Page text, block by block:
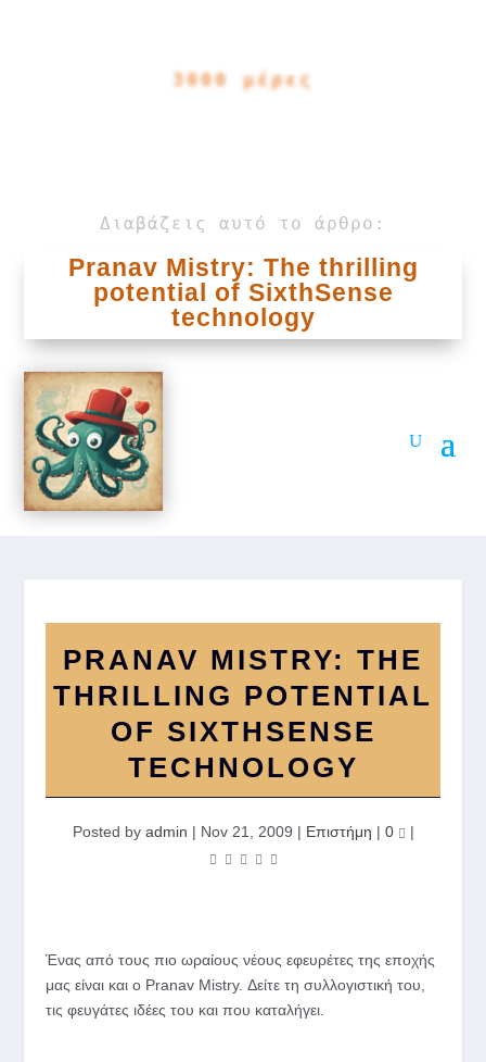
3000 μέρες
Διαβάζεις αυτό το άρθρο:
Pranav Mistry: The thrilling
potential of SixthSense
technology
PRANAV MISTRY: THE
THRILLING POTENTIAL
OF SIXTHSENSE
TECHNOLOGY
Posted by admin | Nov 21, 2009 | Επιστήμη | 0 |
Ένας από τους πιο ωραίους νέους εφευρέτες της εποχής
μας είναι και ο Pranav Mistry. Δείτε τη συλλογιστική του,
τις φευγάτες ιδέες του και που καταλήγει.